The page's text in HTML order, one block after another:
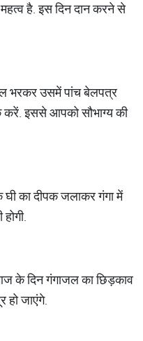
है. इस दिन दान करने से
भरकर उसमें पांच बेलपत्र
इससे आपको सौभाग्य की
घी का दीपक जलाकर गंगा में
के दिन गंगाजल का छिड़काव
हो जाएंगे.